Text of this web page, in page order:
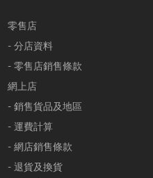
零售店
- 分店資料
- 零售店銷售條款
網上店
- 銷售貨品及地區
- 運費計算
- 網店銷售條款
- 退貨及換貨